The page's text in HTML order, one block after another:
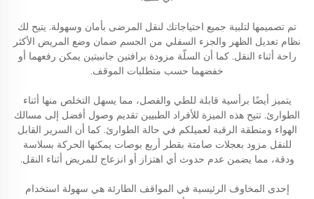
تم تصميمها لتلبية جميع احتياجاتك لنقل المرضى بأمان وسهولة. يتيح لك
نظام تعديل الظهر والجزء السفلي من الجسم ضمان وضع المريض الأكثر
راحة أثناء النقل. كما أن السلّة مزودة برافتين جانبيتين يمكن رفعهما أو
خفضهما حسب متطلبات الموقف.
يتميز أيضًا برأسية قابلة للطي والفصل، مما يسهل التخلص منها أثناء
الطوارئ. تتيح هذه الميزة للأفراد الطبيين تقديم وصول أفضل إلى مسالك
الهواء ومنطقة الرقبة لعميلكم في حالة الطوارئ. كما أن السرير القابل
للنقل مزود بعجلات صامتة بقطر أربع بوصات يمكنها الحركة بسلاسة
ودقة، مما يضمن عدم حدوث أي اهتزاز أو انزعاج للمريض أثناء النقل.
إحدى المخاوف الرئيسية في المواقف الطارئة هي سهولة استخدام